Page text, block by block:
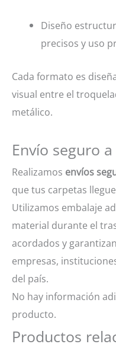
Diseño
precisos y uso
Cada formato es
visual entre el
metálico.
Envío seguro
Realizamos envíos
que tus carpetas
Utilizamos embalaje
material durante el
acordados y
empresas,
del país.
No hay información
producto.
Productos